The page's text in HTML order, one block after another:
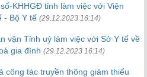
KHHGĐ tỉnh làm việc với Viện
- Bộ Y tế (29.12.2023 16:14)
vận Tỉnh uỷ làm việc với Sở Y tế về
gia đình (29.12.2023 16:14)
công tác truyền thông giảm thiểu